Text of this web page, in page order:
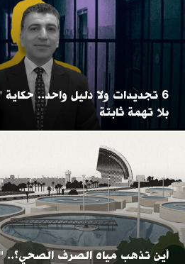
6 تجديدات ولا دليل واحد.. حكاية
بلا تهمة ثابتة
أين تذهب مياه الصرف الصحي؟..